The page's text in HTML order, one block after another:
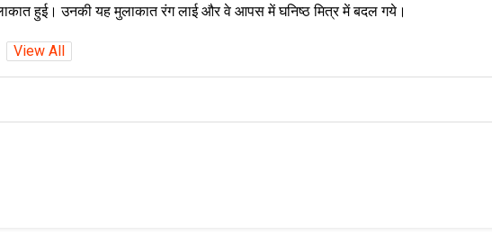
हुई। उनकी यह मुलाकात रंग लाई और वे आपस में घनिष्‍ठ मित्र में बदल गये।
View All